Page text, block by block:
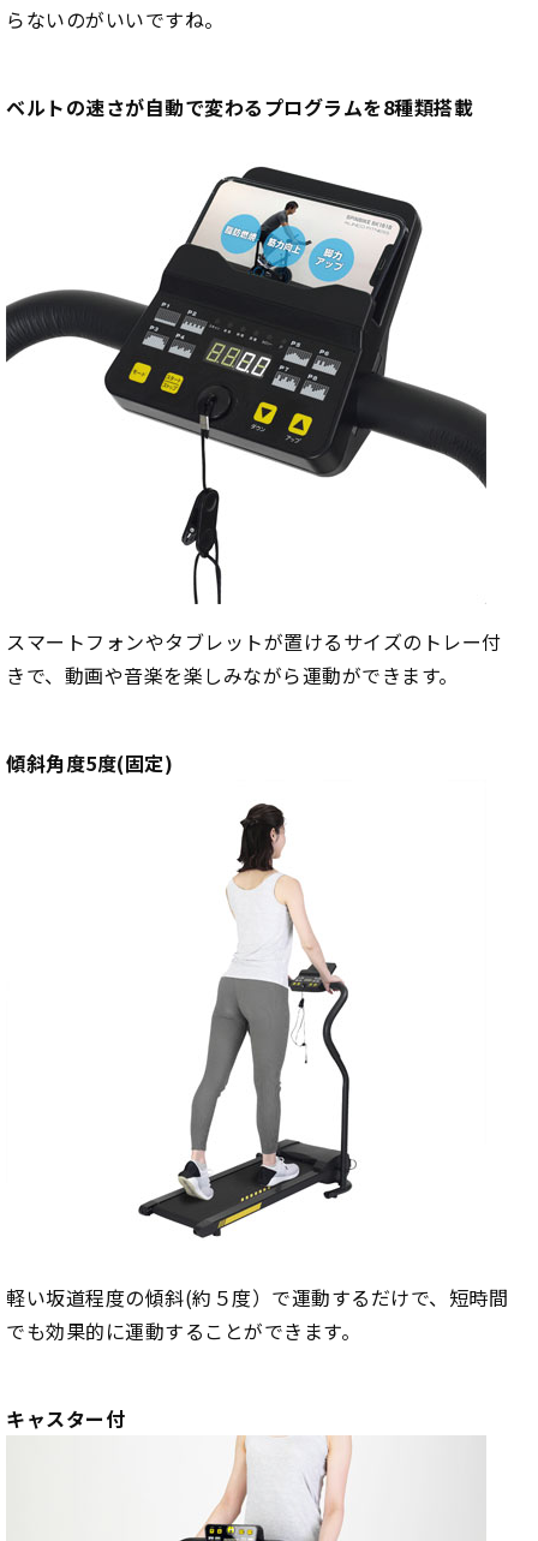
らないのがいいですね。
ベルトの速さが自動で変わるプログラムを8種類搭載
スマートフォンやタブレットが置けるサイズのトレー付
きで、動画や音楽を楽しみながら運動ができます。
傾斜角度5度(固定)
軽い坂道程度の傾斜(約５度）で運動するだけで、短時間
でも効果的に運動することができます。
キャスター付